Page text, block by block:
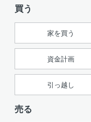
買う
家を買う
資金計画
引っ越し
売る